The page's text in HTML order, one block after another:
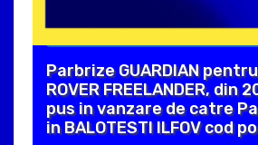
Parbrize GUARDIAN
ROVER FREELANDER, din
pus in vanzare de catre
in BALOTESTI ILFOV cod